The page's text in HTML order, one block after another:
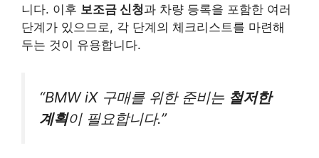
니다. 이후 보조금 신청과 차량 등록을 포함한 여러
단계가 있으므로, 각 단계의 체크리스트를 마련해
두는 것이 유용합니다.
“BMW iX 구매를 위한 준비는 철저한
계획이 필요합니다.”